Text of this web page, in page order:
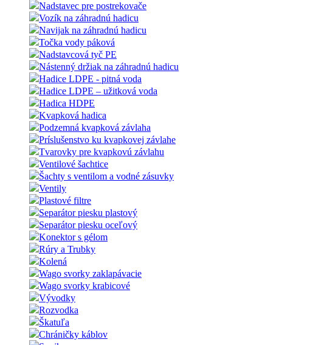
Nadstavec pre postrekovače
Vozík na záhradnú hadicu
Navijak na záhradnú hadicu
Točka vody páková
Nadstavcová tyč PE
Nástenný držiak na záhradnú hadicu
Hadice LDPE - pitná voda
Hadice LDPE – užitková voda
Hadica HDPE
Kvapková hadica
Podzemná kvapková závlaha
Príslušenstvo ku kvapkovej závlahe
Tvarovky pre kvapkovú závlahu
Ventilové šachtice
Šachty s ventilom a vodné zásuvky
Ventily
Plastové filtre
Separátor piesku plastový
Separátor piesku oceľový
Konektor s gélom
Rúry a Trubky
Kolená
Wago svorky zaklapávacie
Wago svorky krabicové
Vývodky
Rozvodka
Škatuľa
Chráničky káblov